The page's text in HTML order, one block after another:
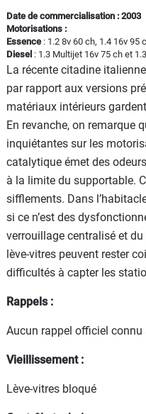
Date de commercialisation : 2003
Motorisations :
Essence : 1.2 8v 60 ch, 1.4 16v 95
Diesel : 1.3 Multijet 16v 75 ch et
La récente citadine
par rapport aux versions
matériaux intérieurs
En revanche, on remarque
inquiétantes sur les
catalytique émet des
à la limite du supportable.
sifflements. Dans
si ce n’est des
verrouillage centralisé et
lève-vitres peuvent rester
difficultés à capter les
Rappels :
Aucun rappel officiel connu
Vieillissement :
Lève-vitres bloqué